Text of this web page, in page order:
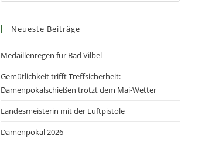
Neueste Beiträge
Medaillenregen für Bad Vilbel
Gemütlichkeit trifft Treffsicherheit:
Damenpokalschießen trotzt dem Mai-Wetter
Landesmeisterin mit der Luftpistole
Damenpokal 2026